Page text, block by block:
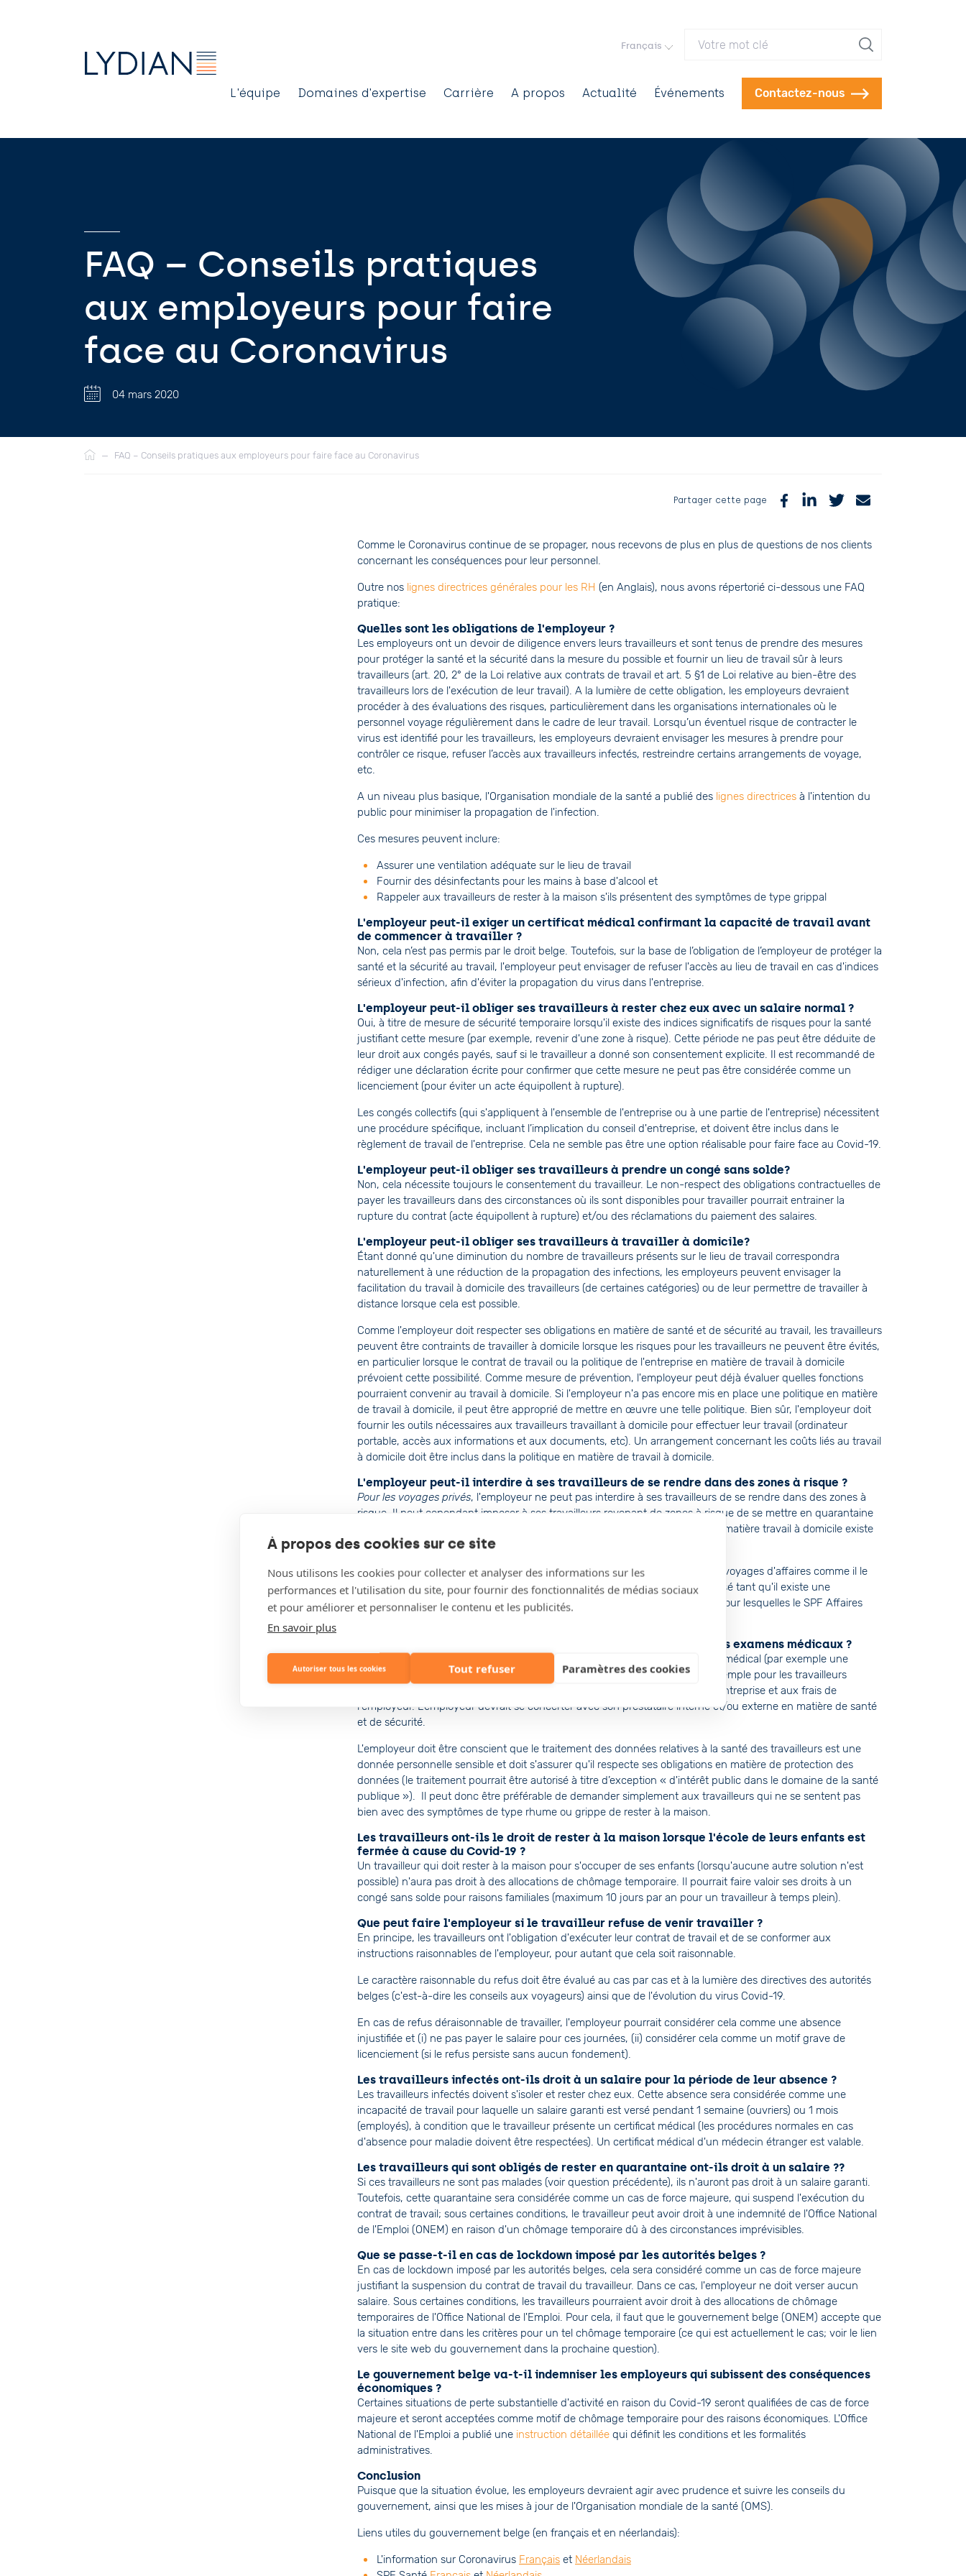
À propos des cookies sur ce site
Nous utilisons les cookies pour collecter et analyser des informations sur les
performances et l'utilisation du site, pour fournir des fonctionnalités de médias sociaux
et pour améliorer et personnaliser le contenu et les publicités.
En savoir plus
Autoriser tous les cookies Tout refuser Paramètres des cookies
Français
Main
navigation
L'équipe Domaines d'expertise Carrière A propos Actualité Événements Contactez-nous
Fil
— FAQ – Conseils pratiques aux employeurs pour faire face au Coronavirus
FAQ – Conseils pratiques
aux employeurs pour faire
face au Coronavirus
04 mars 2020
Partager cette page
Comme le Coronavirus continue de se propager, nous recevons de plus en plus de questions de nos clients
concernant les conséquences pour leur personnel.
Outre nos lignes directrices générales pour les RH (en Anglais), nous avons répertorié ci-dessous une FAQ
pratique:
Quelles sont les obligations de l'employeur ?
Les employeurs ont un devoir de diligence envers leurs travailleurs et sont tenus de prendre des mesures
pour protéger la santé et la sécurité dans la mesure du possible et fournir un lieu de travail sûr à leurs
travailleurs (art. 20, 2° de la Loi relative aux contrats de travail et art. 5 §1 de Loi relative au bien-être des
travailleurs lors de l'exécution de leur travail). A la lumière de cette obligation, les employeurs devraient
procéder à des évaluations des risques, particulièrement dans les organisations internationales où le
personnel voyage régulièrement dans le cadre de leur travail. Lorsqu’un éventuel risque de contracter le
virus est identifié pour les travailleurs, les employeurs devraient envisager les mesures à prendre pour
contrôler ce risque, refuser l’accès aux travailleurs infectés, restreindre certains arrangements de voyage,
etc.
A un niveau plus basique, l'Organisation mondiale de la santé a publié des lignes directrices à l'intention du
public pour minimiser la propagation de l'infection.
Ces mesures peuvent inclure:
Assurer une ventilation adéquate sur le lieu de travail
Fournir des désinfectants pour les mains à base d'alcool et
Rappeler aux travailleurs de rester à la maison s'ils présentent des symptômes de type grippal
L'employeur peut-il exiger un certificat médical confirmant la capacité de travail avant
de commencer à travailler ?
Non, cela n’est pas permis par le droit belge. Toutefois, sur la base de l’obligation de l’employeur de protéger la
santé et la sécurité au travail, l'employeur peut envisager de refuser l'accès au lieu de travail en cas d'indices
sérieux d'infection, afin d'éviter la propagation du virus dans l'entreprise.
L'employeur peut-il obliger ses travailleurs à rester chez eux avec un salaire normal ?
Oui, à titre de mesure de sécurité temporaire lorsqu'il existe des indices significatifs de risques pour la santé
justifiant cette mesure (par exemple, revenir d'une zone à risque). Cette période ne pas peut être déduite de
leur droit aux congés payés, sauf si le travailleur a donné son consentement explicite. Il est recommandé de
rédiger une déclaration écrite pour confirmer que cette mesure ne peut pas être considérée comme un
licenciement (pour éviter un acte équipollent à rupture).
Les congés collectifs (qui s'appliquent à l'ensemble de l'entreprise ou à une partie de l'entreprise) nécessitent
une procédure spécifique, incluant l’implication du conseil d'entreprise, et doivent être inclus dans le
règlement de travail de l'entreprise. Cela ne semble pas être une option réalisable pour faire face au Covid-19.
L'employeur peut-il obliger ses travailleurs à prendre un congé sans solde?
Non, cela nécessite toujours le consentement du travailleur. Le non-respect des obligations contractuelles de
payer les travailleurs dans des circonstances où ils sont disponibles pour travailler pourrait entrainer la
rupture du contrat (acte équipollent à rupture) et/ou des réclamations du paiement des salaires.
L'employeur peut-il obliger ses travailleurs à travailler à domicile?
Étant donné qu'une diminution du nombre de travailleurs présents sur le lieu de travail correspondra
naturellement à une réduction de la propagation des infections, les employeurs peuvent envisager la
facilitation du travail à domicile des travailleurs (de certaines catégories) ou de leur permettre de travailler à
distance lorsque cela est possible.
Comme l'employeur doit respecter ses obligations en matière de santé et de sécurité au travail, les travailleurs
peuvent être contraints de travailler à domicile lorsque les risques pour les travailleurs ne peuvent être évités,
en particulier lorsque le contrat de travail ou la politique de l'entreprise en matière de travail à domicile
prévoient cette possibilité. Comme mesure de prévention, l'employeur peut déjà évaluer quelles fonctions
pourraient convenir au travail à domicile. Si l'employeur n'a pas encore mis en place une politique en matière
de travail à domicile, il peut être approprié de mettre en œuvre une telle politique. Bien sûr, l'employeur doit
fournir les outils nécessaires aux travailleurs travaillant à domicile pour effectuer leur travail (ordinateur
portable, accès aux informations et aux documents, etc). Un arrangement concernant les coûts liés au travail
à domicile doit être inclus dans la politique en matière de travail à domicile.
L'employeur peut-il interdire à ses travailleurs de se rendre dans des zones à risque ?
Pour les voyages privés, l'employeur ne peut pas interdire à ses travailleurs de se rendre dans des zones à
risque. Il peut cependant imposer à ses travailleurs revenant de zones à risque de se mettre en quarantaine
et travailler temporairement à domicile (en particulier lorsqu'une politique en matière travail à domicile existe
et le permet).
Voyages d'affaires, l'employeur peut mettre en place des restrictions sur les voyages d'affaires comme il le
juge approprié pour le moment et il est peu probable que cela soit controversé tant qu'il existe une
justification raisonnable pour toute restriction (en particulier dans les zones pour lesquelles le SPF Affaires
Etrangères a donné un avis négatif)
L'employeur peut-il obliger ses travailleurs à se soumettre à des examens médicaux ?
L'employeur peut demander à ses travailleurs de se soumettre à un examen médical (par exemple une
vérification de la température) lorsque la santé et la sécurité l'exigent (par exemple pour les travailleurs
revenant de zones à risque), mais cela doit se faire auprès du médecin de l'entreprise et aux frais de
l'employeur. L'employeur devrait se concerter avec son prestataire interne et/ou externe en matière de santé
et de sécurité.
L'employeur doit être conscient que le traitement des données relatives à la santé des travailleurs est une
donnée personnelle sensible et doit s'assurer qu'il respecte ses obligations en matière de protection des
données (le traitement pourrait être autorisé à titre d’exception « d'intérêt public dans le domaine de la santé
publique »). Il peut donc être préférable de demander simplement aux travailleurs qui ne se sentent pas
bien avec des symptômes de type rhume ou grippe de rester à la maison.
Les travailleurs ont-ils le droit de rester à la maison lorsque l'école de leurs enfants est
fermée à cause du Covid-19 ?
Un travailleur qui doit rester à la maison pour s'occuper de ses enfants (lorsqu'aucune autre solution n'est
possible) n'aura pas droit à des allocations de chômage temporaire. Il pourrait faire valoir ses droits à un
congé sans solde pour raisons familiales (maximum 10 jours par an pour un travailleur à temps plein).
Que peut faire l'employeur si le travailleur refuse de venir travailler ?
En principe, les travailleurs ont l'obligation d'exécuter leur contrat de travail et de se conformer aux
instructions raisonnables de l'employeur, pour autant que cela soit raisonnable.
Le caractère raisonnable du refus doit être évalué au cas par cas et à la lumière des directives des autorités
belges (c'est-à-dire les conseils aux voyageurs) ainsi que de l'évolution du virus Covid-19.
En cas de refus déraisonnable de travailler, l'employeur pourrait considérer cela comme une absence
injustifiée et (i) ne pas payer le salaire pour ces journées, (ii) considérer cela comme un motif grave de
licenciement (si le refus persiste sans aucun fondement).
Les travailleurs infectés ont-ils droit à un salaire pour la période de leur absence ?
Les travailleurs infectés doivent s'isoler et rester chez eux. Cette absence sera considérée comme une
incapacité de travail pour laquelle un salaire garanti est versé pendant 1 semaine (ouvriers) ou 1 mois
(employés), à condition que le travailleur présente un certificat médical (les procédures normales en cas
d'absence pour maladie doivent être respectées). Un certificat médical d'un médecin étranger est valable.
Les travailleurs qui sont obligés de rester en quarantaine ont-ils droit à un salaire ??
Si ces travailleurs ne sont pas malades (voir question précédente), ils n'auront pas droit à un salaire garanti.
Toutefois, cette quarantaine sera considérée comme un cas de force majeure, qui suspend l'exécution du
contrat de travail; sous certaines conditions, le travailleur peut avoir droit à une indemnité de l'Office National
de l'Emploi (ONEM) en raison d'un chômage temporaire dû à des circonstances imprévisibles.
Que se passe-t-il en cas de lockdown imposé par les autorités belges ?
En cas de lockdown imposé par les autorités belges, cela sera considéré comme un cas de force majeure
justifiant la suspension du contrat de travail du travailleur. Dans ce cas, l'employeur ne doit verser aucun
salaire. Sous certaines conditions, les travailleurs pourraient avoir droit à des allocations de chômage
temporaires de l'Office National de l'Emploi. Pour cela, il faut que le gouvernement belge (ONEM) accepte que
la situation entre dans les critères pour un tel chômage temporaire (ce qui est actuellement le cas; voir le lien
vers le site web du gouvernement dans la prochaine question).
Le gouvernement belge va-t-il indemniser les employeurs qui subissent des conséquences
économiques ?
Certaines situations de perte substantielle d'activité en raison du Covid-19 seront qualifiées de cas de force
majeure et seront acceptées comme motif de chômage temporaire pour des raisons économiques. L'Office
National de l'Emploi a publié une instruction détaillée qui définit les conditions et les formalités
administratives.
Conclusion
Puisque que la situation évolue, les employeurs devraient agir avec prudence et suivre les conseils du
gouvernement, ainsi que les mises à jour de l'Organisation mondiale de la santé (OMS).
Liens utiles du gouvernement belge (en français et en néerlandais):
L'information sur Coronavirus Français et Néerlandais